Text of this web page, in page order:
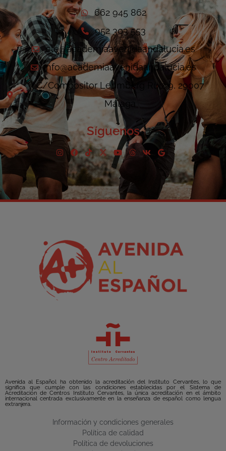
662 945 862
952 303 553
ele@academiaavenidaandalucia.es
info@academiaavenidaandalucia.es
C/Compositor Lehmberg Ruiz 9, 29007
Málaga
Síguenos
Avenida al Español ha obtenido la acreditación del Instituto Cervantes, lo que
significa que cumple con las condiciones establecidas por el Sistema de
Acreditación de Centros Instituto Cervantes, la única acreditación en el ámbito
internacional centrada exclusivamente en la enseñanza de español como lengua
extranjera.
Información y condiciones generales
Política de calidad
Política de devoluciones